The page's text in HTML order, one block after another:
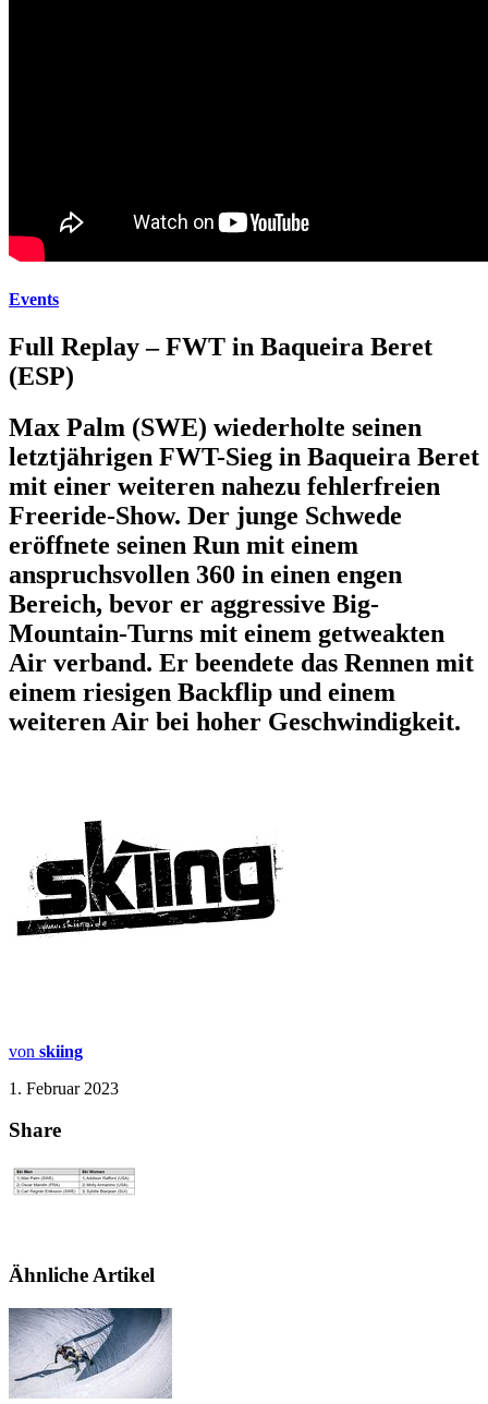
Events
Full Replay – FWT in Baqueira Beret
(ESP)
Max Palm (SWE) wiederholte seinen
letztjährigen FWT-Sieg in Baqueira Beret
mit einer weiteren nahezu fehlerfreien
Freeride-Show. Der junge Schwede
eröffnete seinen Run mit einem
anspruchsvollen 360 in einen engen
Bereich, bevor er aggressive Big-
Mountain-Turns mit einem getweakten
Air verband. Er beendete das Rennen mit
einem riesigen Backflip und einem
weiteren Air bei hoher Geschwindigkeit.
von skiing
1. Februar 2023
Share
Ähnliche Artikel